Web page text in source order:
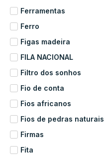
Ferramentas
Ferro
Figas madeira
FILA NACIONAL
Filtro dos sonhos
Fio de conta
Fios africanos
Fios de pedras naturais
Firmas
Fita